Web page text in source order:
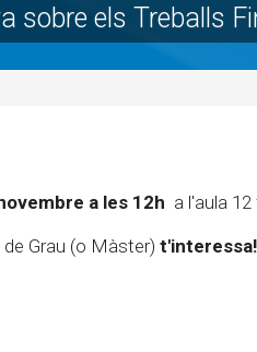
sobre els Treballs
a les 12h a l'aula
Grau (o Màster) t'interessa!